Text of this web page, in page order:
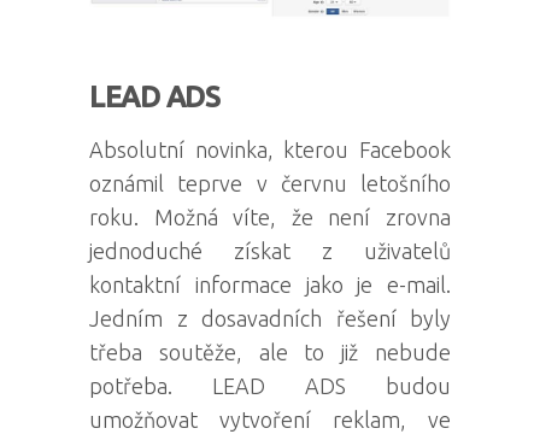
LEAD ADS
Absolutní novinka, kterou Facebook
oznámil teprve v červnu letošního
roku. Možná víte, že není zrovna
jednoduché získat z uživatelů
kontaktní informace jako je e-mail.
Jedním z dosavadních řešení byly
třeba soutěže, ale to již nebude
potřeba. LEAD ADS budou
umožňovat vytvoření reklam, ve